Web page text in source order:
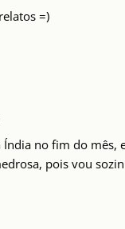
=)
no fim do mês,
pois vou